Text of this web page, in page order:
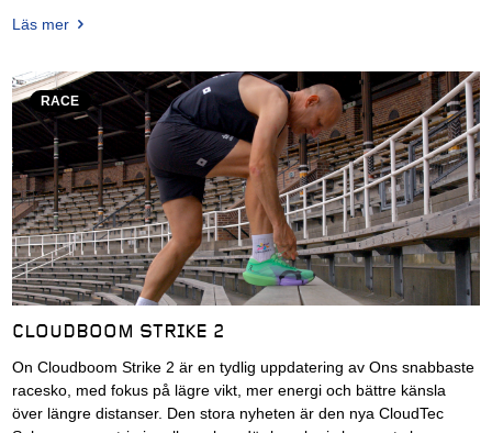
Läs mer
RACE
CLOUDBOOM STRIKE 2
On Cloudboom Strike 2 är en tydlig uppdatering av Ons snabbaste
racesko, med fokus på lägre vikt, mer energi och bättre känsla
över längre distanser. Den stora nyheten är den nya CloudTec